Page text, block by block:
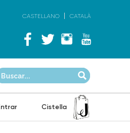
CASTELLANO CATALÀ
Cistella